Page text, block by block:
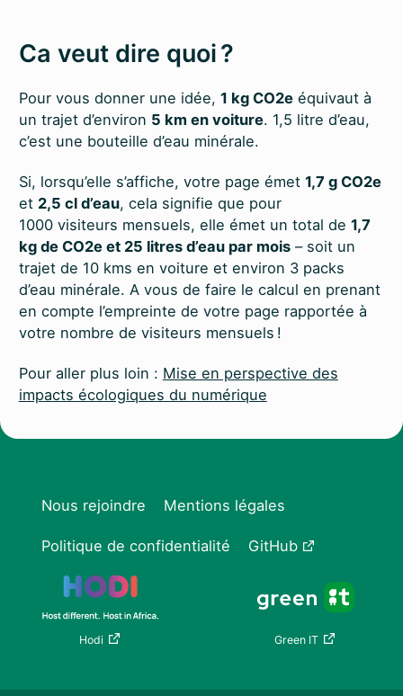
Ca veut dire quoi ?
Pour vous donner une idée, 1 kg CO2eéquivaut à
un trajet d’environ 5 km en voiture. 1,5 litre d’eau,
c’est une bouteille d’eau minérale.
Si, lorsqu’elle s’affiche, votre page émet 1,7 g CO2e
et 2,5 cl d’eau, cela signifie que pour
1000 visiteurs mensuels, elle émet un total de 1,7
kg de CO2e et 25 litres d’eau par mois– soit un
trajet de 10 kms en voiture et environ 3 packs
d’eau minérale. A vous de faire le calcul en prenant
en compte l’empreinte de votre page rapportée à
votre nombre de visiteurs mensuels !
Pour aller plus loin : Mise en perspective des
impacts écologiques du numérique
Nous rejoindre Mentions légales
Politique de confidentialité GitHub
Hodi Green IT